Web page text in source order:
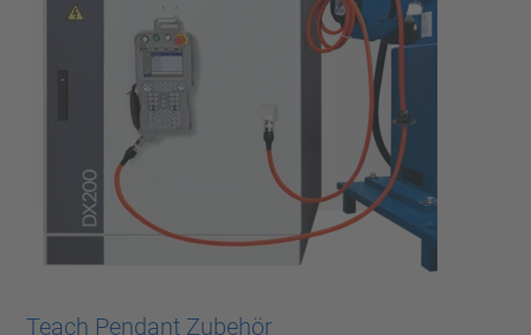
Teach Pendant Zubehör